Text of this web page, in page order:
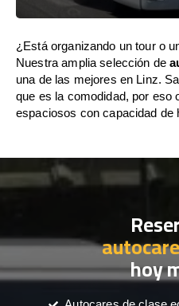
¿Está organizando un tour o
Nuestra amplia selección de
una de las mejores en Linz.
que es la comodidad, por eso
espaciosos con capacidad de
hoy